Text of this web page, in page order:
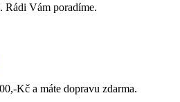
Rádi Vám poradíme.
Kč a máte dopravu zdarma.